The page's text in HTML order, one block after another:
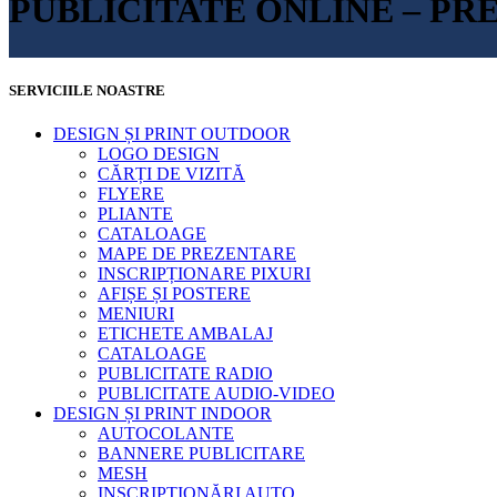
PUBLICITATE ONLINE –
SERVICIILE NOASTRE
DESIGN ȘI PRINT OUTDOOR
LOGO DESIGN
CĂRȚI DE VIZITĂ
FLYERE
PLIANTE
CATALOAGE
MAPE DE PREZENTARE
INSCRIPȚIONARE PIXURI
AFIȘE ȘI POSTERE
MENIURI
ETICHETE AMBALAJ
CATALOAGE
PUBLICITATE RADIO
PUBLICITATE AUDIO-VIDEO
DESIGN ȘI PRINT INDOOR
AUTOCOLANTE
BANNERE PUBLICITARE
MESH